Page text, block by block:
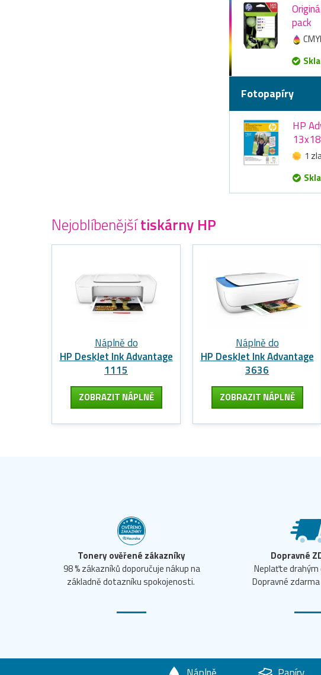
pack
Fotopapíry
HP
1
Nejoblíbenějšítiskárny HP
Náplně do
HP DeskJet Ink Advantage
1115
ZOBRAZIT NÁPLNĚ
Náplně do
HP DeskJet Ink Advantage
3636
ZOBRAZIT NÁPLNĚ
Tonery ověřené zákazníky
98 % zákazníků doporučuje nákup na
základně dotazníku spokojenosti.
Dopravné
Neplaťte drahým
Dopravné zdarma